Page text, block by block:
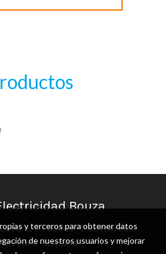
Bouza
7 - 36860 - Ponteareas -
- España
y terceros para obtener datos
de nuestros usuarios y mejorar